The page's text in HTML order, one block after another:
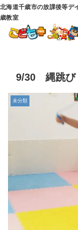
北海道千歳市の放課後等
歳教室
9/30 縄跳び
未分類